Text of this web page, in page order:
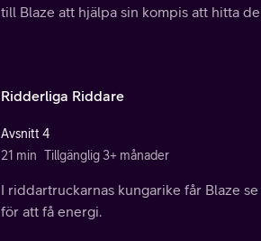
till Blaze att hjälpa sin kompis att hitta
Ridderliga Riddare
Avsnitt 4
21 min Tillgänglig 3+ månader
I riddartruckarnas kungarike får Blaze
för att få energi.